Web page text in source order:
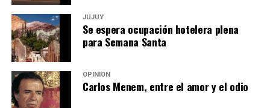
JUJUY
Se espera ocupación hotelera plena
para Semana Santa
OPINIÓN
Carlos Menem, entre el amor y el odio